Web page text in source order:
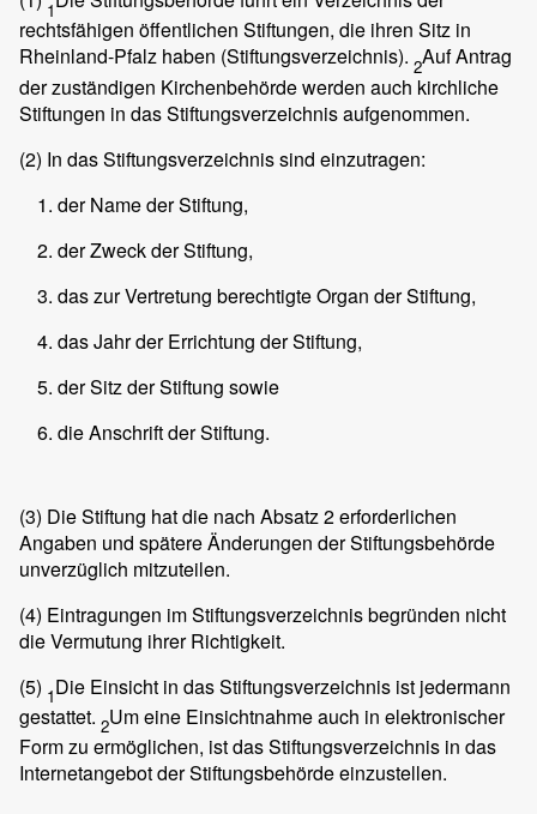
1
rechtsfähigen öffentlichen Stiftungen, die ihren Sitz in
Rheinland-Pfalz haben (Stiftungsverzeichnis). 2Auf Antrag
der zuständigen Kirchenbehörde werden auch kirchliche
Stiftungen in das Stiftungsverzeichnis aufgenommen.
(2) In das Stiftungsverzeichnis sind einzutragen:
der Name der Stiftung,
der Zweck der Stiftung,
das zur Vertretung berechtigte Organ der Stiftung,
das Jahr der Errichtung der Stiftung,
der Sitz der Stiftung sowie
die Anschrift der Stiftung.
(3) Die Stiftung hat die nach Absatz 2 erforderlichen
Angaben und spätere Änderungen der Stiftungsbehörde
unverzüglich mitzuteilen.
(4) Eintragungen im Stiftungsverzeichnis begründen nicht
die Vermutung ihrer Richtigkeit.
(5) 1Die Einsicht in das Stiftungsverzeichnis ist jedermann
gestattet. 2Um eine Einsichtnahme auch in elektronischer
Form zu ermöglichen, ist das Stiftungsverzeichnis in das
Internetangebot der Stiftungsbehörde einzustellen.